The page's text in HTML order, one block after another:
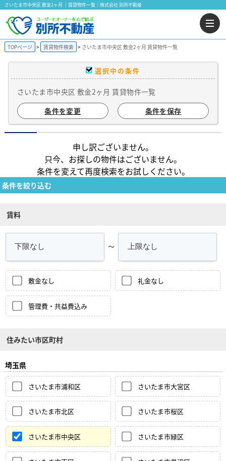
さいたま市中央区 敷金2ヶ月 ｜賃貸物件一覧｜株式会社 別所不動産
TOPページ 賃貸物件検索 さいたま市中央区 敷金2ヶ月 賃貸物件一覧
選択中の条件
さいたま市中央区 敷金2ヶ月 賃貸物件一覧
条件を変更
条件を保存
申し訳ございません。
只今、お探しの物件はございません。
条件を変えて再度検索をお試しください。
条件を絞り込む
賃料
～
敷金なし 礼金なし
管理費・共益費込み
住みたい市区町村
埼玉県
さいたま市浦和区 さいたま市大宮区
さいたま市北区 さいたま市桜区
さいたま市中央区 さいたま市緑区